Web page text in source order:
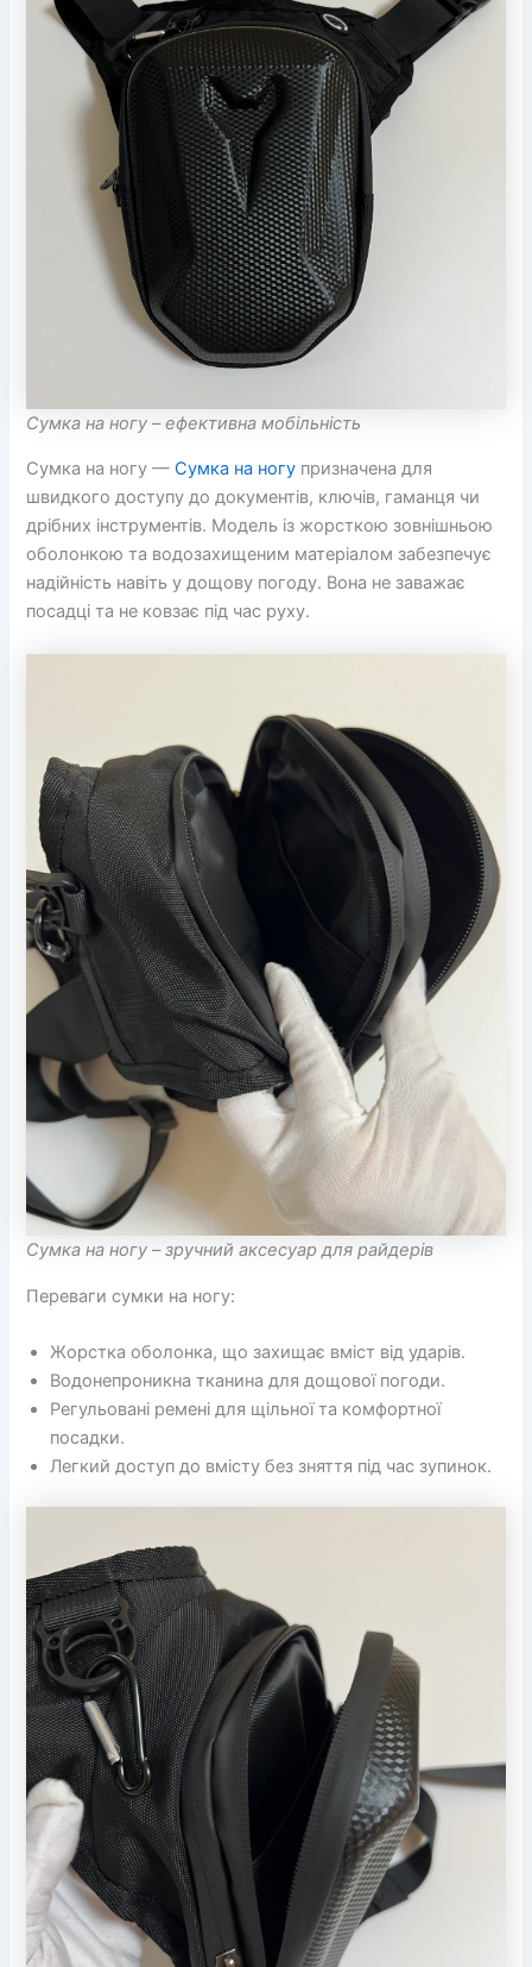
Сумка на ногу – ефективна мобільність
Сумка на ногу —Сумка на ногу призначена для
швидкого доступу до документів, ключів, гаманця чи
дрібних інструментів. Модель із жорсткою зовнішньою
оболонкою та водозахищеним матеріалом забезпечує
надійність навіть у дощову погоду. Вона не заважає
посадці та не ковзає під час руху.
Сумка на ногу – зручний аксесуар для райдерів
Переваги сумки на ногу:
Жорстка оболонка, що захищає вміст від ударів.
Водонепроникна тканина для дощової погоди.
Регульовані ремені для щільної та комфортної
посадки.
Легкий доступ до вмісту без зняття під час зупинок.